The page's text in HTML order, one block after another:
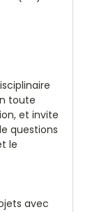
toute
et invite
questions
le
avec